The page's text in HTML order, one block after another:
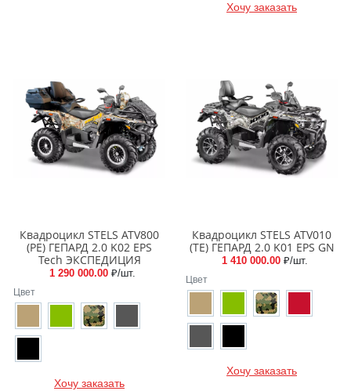
Хочу заказать
Квадроцикл STELS ATV800
(PE) ГЕПАРД 2.0 K02 EPS
Tech ЭКСПЕДИЦИЯ
1 290 000.00 ₽/шт.
Цвет
Хочу заказать
Квадроцикл STELS ATV010
(TE) ГЕПАРД 2.0 K01 EPS GN
1 410 000.00 ₽/шт.
Цвет
Хочу заказать